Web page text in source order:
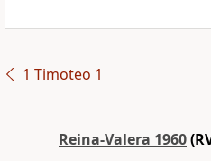
1 Timoteo 1
Reina-Valera 1960